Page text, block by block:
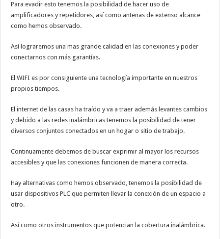
Para evadir esto tenemos la posibilidad de hacer uso de
amplificadores y repetidores, así como antenas de extenso alcance
como hemos observado.
Así lograremos una mas grande calidad en las conexiones y poder
conectarnos con más garantías.
El WIFI es por consiguiente una tecnología importante en nuestros
propios tiempos.
El internet de las casas ha traído y va a traer además levantes cambios
y debido a las redes inalámbricas tenemos la posibilidad de tener
diversos conjuntos conectados en un hogar o sitio de trabajo.
Continuamente debemos de buscar exprimir al mayor los recursos
accesibles y que las conexiones funcionen de manera correcta.
Hay alternativas como hemos observado, tenemos la posibilidad de
usar dispositivos PLC que permiten llevar la conexión de un espacio a
otro.
Así como otros instrumentos que potencian la cobertura inalámbrica.